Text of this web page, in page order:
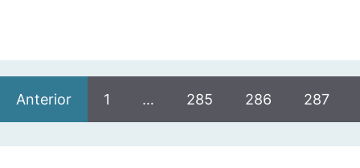
Anterior 1 … 285 286 287